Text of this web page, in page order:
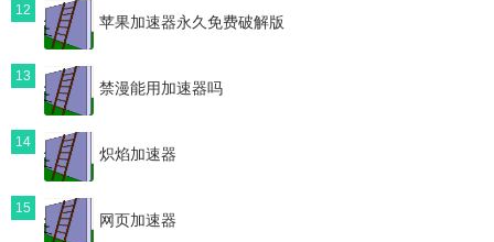
12
苹果加速器永久免费破解版
13
禁漫能用加速器吗
14
炽焰加速器
15
网页加速器